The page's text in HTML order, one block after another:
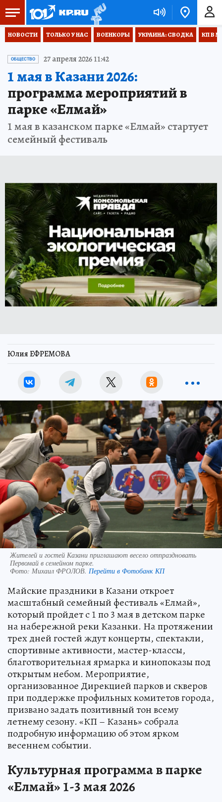
НОВОСТИ ТОЛЬКО У НАС ВОЕНКОРЫ УКРАИНА: СВОДКА КП В
ОБЩЕСТВО 27 апреля 2026 11:42
1 мая в Казани 2026:
программа мероприятий в
парке «Елмай»
1 мая в казанском парке «Елмай» стартует
семейный фестиваль
Юлия ЕФРЕМОВА
Жителей и гостей Казани приглашают весело отпраздновать
Первомай в семейном парке.
Фото: Михаил ФРОЛОВ. Перейти в Фотобанк КП
Майские праздники в Казани откроет
масштабный семейный фестиваль «Елмай»,
который пройдет с 1 по 3 мая в детском парке
на набережной реки Казанки. На протяжении
трех дней гостей ждут концерты, спектакли,
спортивные активности, мастер-классы,
благотворительная ярмарка и кинопоказы под
открытым небом. Мероприятие,
организованное Дирекцией парков и скверов
при поддержке профильных комитетов города,
призвано задать позитивный тон всему
летнему сезону. «КП – Казань» собрала
подробную информацию об этом ярком
весеннем событии.
Культурная программа в парке
«Елмай» 1-3 мая 2026